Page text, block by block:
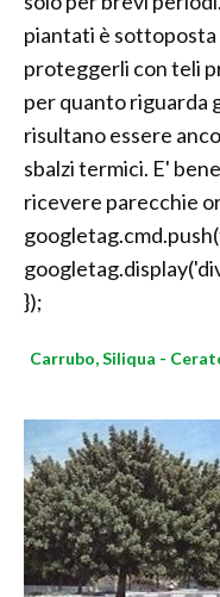
piantati è
proteggerli con teli
per quanto riguarda
risultano essere
sbalzi termici. E'
ricevere parecchie
});
Carrubo, Siliqua -